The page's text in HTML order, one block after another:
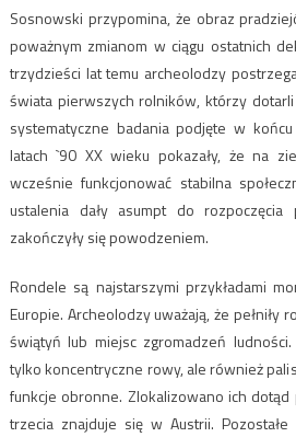
Sosnowski przypomina, że obraz
poważnym zmianom w ciągu ostatnich
trzydzieści lat temu archeolodzy
świata pierwszych rolników, którzy
systematyczne badania podjęte w
latach `90 XX wieku pokazały, że na
wcześnie funkcjonować stabilna
ustalenia dały asumpt do
zakończyły się powodzeniem.
Rondele są najstarszymi przykładami
Europie. Archeolodzy uważają, że pełniły
świątyń lub miejsc zgromadzeń
tylko koncentryczne rowy, ale również
funkcje obronne. Zlokalizowano ich
trzecia znajduje się w Austrii.